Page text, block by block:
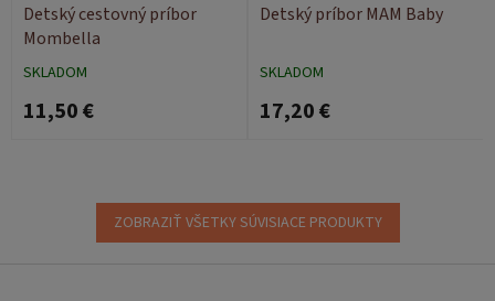
Detský cestovný príbor
Mombella
SKLADOM
11,50 €
Detský príbor MAM Baby
SKLADOM
17,20 €
ZOBRAZIŤ VŠETKY SÚVISIACE PRODUKTY